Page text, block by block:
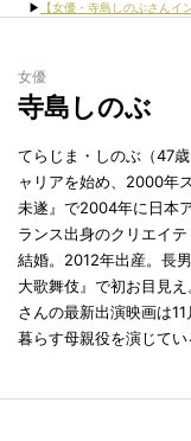
▶︎
【女優・寺島しのぶさん
女優
寺島しのぶ
てらじま・しのぶ（47
ャリアを始め、2000年
未遂』で2004年に日本
ランス出身のクリエイ
結婚。2012年出産。長
大歌舞伎』で初お目見
さんの最新出演映画は
暮らす母親役を演じてい